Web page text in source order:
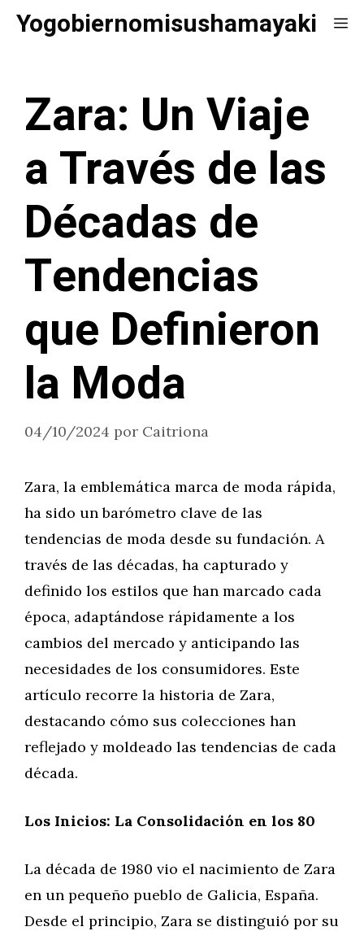
SaltarYogobiernomisushamayaki
Zara: Un Viaje
a Través de las
Décadas de
Tendencias
que Definieron
la Moda
04/10/2024 por Caitriona
Zara, la emblemática marca de moda rápida,
ha sido un barómetro clave de las
tendencias de moda desde su fundación. A
través de las décadas, ha capturado y
definido los estilos que han marcado cada
época, adaptándose rápidamente a los
cambios del mercado y anticipando las
necesidades de los consumidores. Este
artículo recorre la historia de Zara,
destacando cómo sus colecciones han
reflejado y moldeado las tendencias de cada
década.
Los Inicios: La Consolidación en los 80
La década de 1980 vio el nacimiento de Zara
en un pequeño pueblo de Galicia, España.
Desde el principio, Zara se distinguió por su